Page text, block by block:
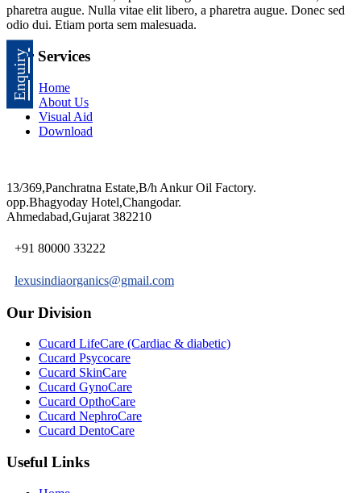
Enquiry
pharetra augue. Nulla vitae elit libero, a pharetra augue. Donec sed
odio dui. Etiam porta sem malesuada.
Our Services
Home
About Us
Visual Aid
Download
13/369,Panchratna Estate,B/h Ankur Oil Factory.
opp.Bhagyoday Hotel,Changodar.
Ahmedabad,Gujarat 382210
+91 80000 33222
lexusindiaorganics@gmail.com
Our Division
Cucard LifeCare (Cardiac & diabetic)
Cucard Psycocare
Cucard SkinCare
Cucard GynoCare
Cucard OpthoCare
Cucard NephroCare
Cucard DentoCare
Useful Links